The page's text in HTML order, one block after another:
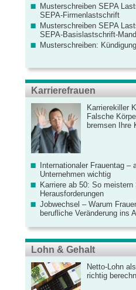
Musterschreiben SEPA
SEPA-Firmenlastschrift
Musterschreiben SEPA
SEPA-Basislastschrift-
Musterschreiben:
Karrierefrauen
Karrierekiller
Falsche
bremsen Ihre
Internationaler Frauentag –
Unternehmen wichtig
Karriere ab 50: So meistern
Herausforderungen
Jobwechsel – Warum
berufliche Veränderung ins
Lohn & Gehalt
Netto-Lohn
richtig